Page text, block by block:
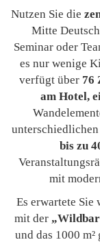
Nutzen Sie die
Mitte
Seminar oder
es nur wenige
verfügt über 76
am Hotel,
bis zu
mit
Es erwartete Sie
mit der
und das 1000